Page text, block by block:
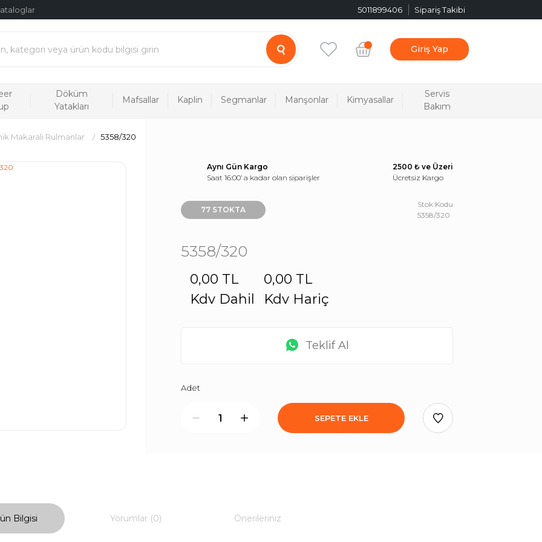
5011899406 Sipariş Takibi
Giriş Yap
Döküm
Yatakları
Mafsallar Kaplin Segmanlar Manşonlar Kimyasallar
Servis
Bakım
Makaralı Rulmanlar 5358/320
Aynı Gün Kargo
Saat 16:00’ a kadar olan siparişler
2500 ₺ ve Üzeri
Ücretsiz Kargo
77 STOKTA
Stok Kodu
5358/320
5358/320
0,00 TL
Kdv Dahil
0,00 TL
Kdv Hariç
Teklif Al
Adet
SEPETE EKLE
Bilgisi Yorumlar (0) Önerileriniz